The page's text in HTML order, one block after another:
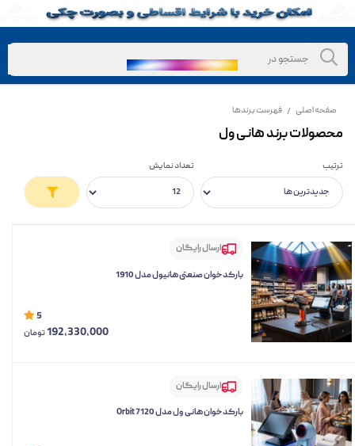
صفحه اصلی / فهرست برندها
محصولات برند هانی ول
ترتیب تعداد نمایش
ارسال رایگان
بارکدخوان صنعتی هانیول مدل 1910
5
192,330,000تومان
ارسال رایگان
بارکدخوان هانی ول مدل Orbit 7120